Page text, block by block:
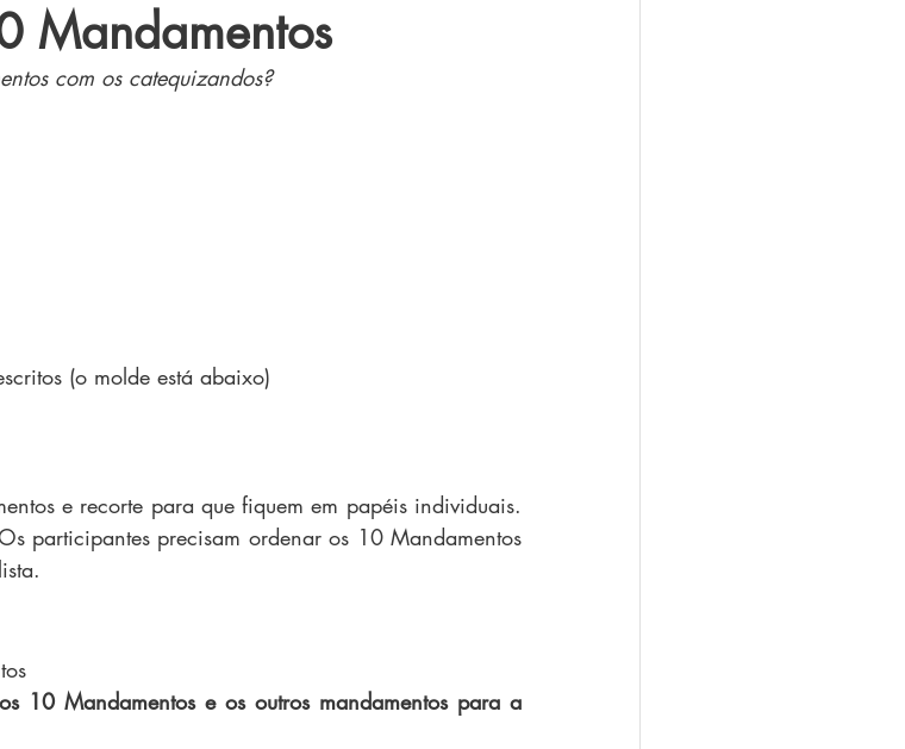
Mandamentos
com os catequizandos?
(o molde está abaixo)
e recorte para que fiquem em papéis individuais.
participantes precisam ordenar os 10 Mandamentos
10 Mandamentos e os outros mandamentos para a